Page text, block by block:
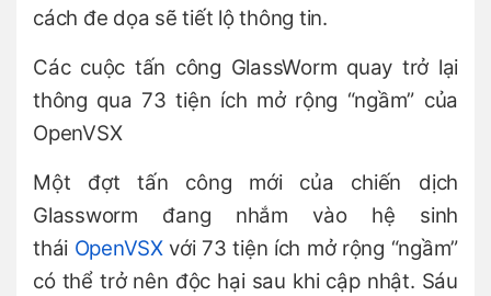
cách đe dọa sẽ tiết lộ thông tin.
Các cuộc tấn công GlassWorm quay trở lại
thông qua 73 tiện ích mở rộng “ngầm” của
OpenVSX
Một đợt tấn công mới của chiến dịch
Glassworm đang nhắm vào hệ sinh
thái OpenVSXvới 73 tiện ích mở rộng “ngầm”
có thể trở nên độc hại sau khi cập nhật. Sáu